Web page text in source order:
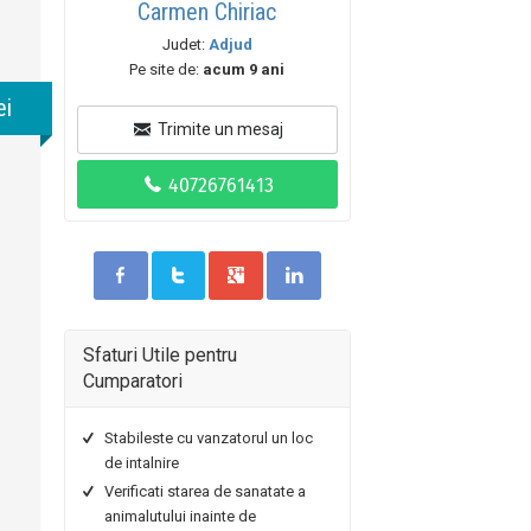
Carmen Chiriac
Judet: Adjud
Pe site de: acum 9 ani
Trimite un mesaj
Sfaturi Utile pentru
Cumparatori
Stabileste cu vanzatorul un loc
de intalnire
Verificati starea de sanatate a
animalutului inainte de